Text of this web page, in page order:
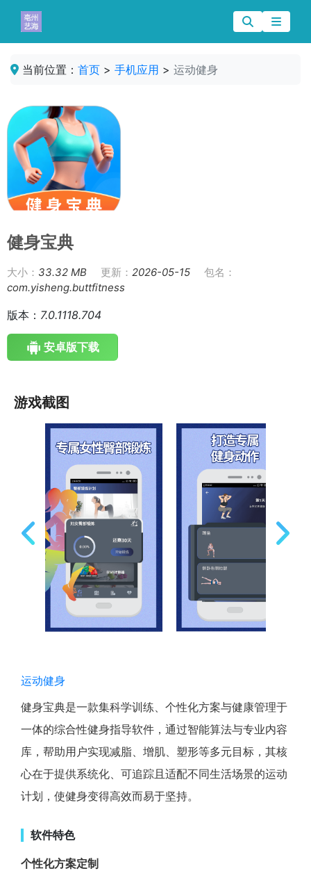
当前位置： 首页 > 手机应用 > 运动健身
健身宝典
大小： 33.32 MB 更新： 2026-05-15
包名：
com.yisheng.buttfitness
版本： 7.0.1118.704
安卓版下载
游戏截图
运动健身
健身宝典是一款集科学训练、个性化方案与健康管理于
一体的综合性健身指导软件，通过智能算法与专业内容
库，帮助用户实现减脂、增肌、塑形等多元目标，其核
心在于提供系统化、可追踪且适配不同生活场景的运动
计划，使健身变得高效而易于坚持。
软件特色
个性化方案定制